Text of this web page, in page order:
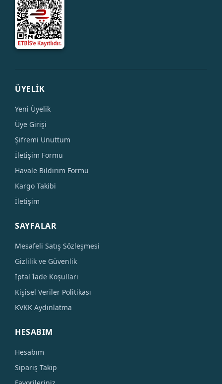
ÜYELİK
Yeni Üyelik
Üye Girişi
Şifremi Unuttum
İletişim Formu
Havale Bildirim Formu
Kargo Takibi
İletişim
SAYFALAR
Mesafeli Satış Sözleşmesi
Gizlilik ve Güvenlik
İptal İade Koşulları
Kişisel Veriler Politikası
KVKK Aydınlatma
HESABIM
Hesabım
Sipariş Takip